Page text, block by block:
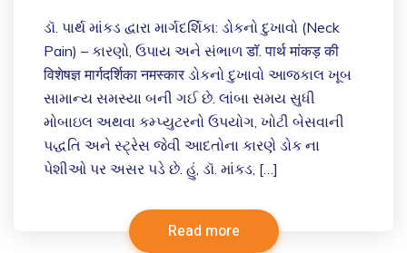
ડૉ. પાર્થ માંકડ દ્વારા માર્ગદર્શિકા: ડોકનો દુખાવો (Neck
Pain) – કારણો, ઉપાય અને સંભાળ डॉ. पार्थ मांकड़ की
विशेषज्ञ मार्गदर्शिका नमस्कार ડોકનો દુખાવો આજકાલ ખૂબ
સામાન્ય સમસ્યા બની ગઈ છે. લાંબા સમય સુધી
મોબાઇલ અથવા કમ્પ્યુટરનો ઉપયોગ, ખોટી બેસવાની
પદ્ધતિ અને સ્ટ્રેસ જેવી આદતોના કારણે ડોક ના
પેશીઓ પર અસર પડે છે. હું, ડૉ. માંકડ, […]
Read more